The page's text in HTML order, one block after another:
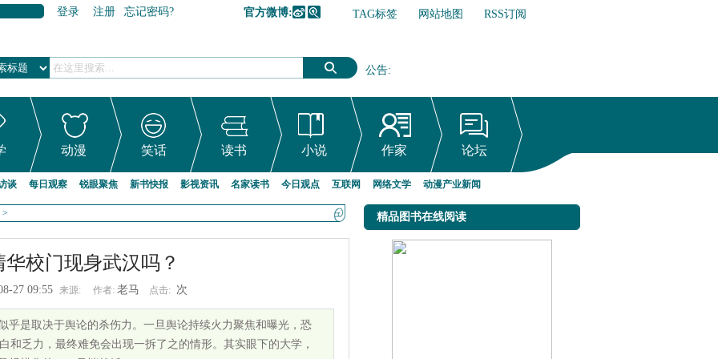
登录 注册 忘记密码? 官方微博: TAG标签 网站地图
RSS订阅
公告:
网络文学行业自律倡议书
动漫 笑话 读书 小说 作家 论坛
谈 每日观察 锐眼聚焦 新书快报 影视资讯 名家读书 今日观点 互联网 网络文学 动漫产业新闻
>
华校门现身武汉吗？
27 09:55 来源: 作者: 老马 点击: 次
乎是取决于舆论的杀伤力。一旦舆论持续火力聚焦和曝光，恐
和乏力，最终难免会出现一拆了之的情形。其实眼下的大学，
精品图书在线阅读